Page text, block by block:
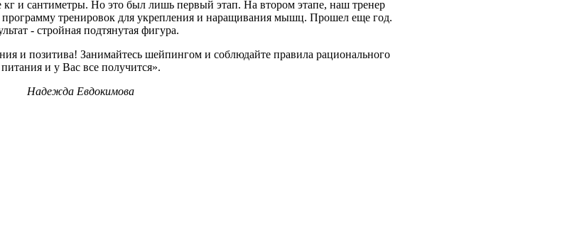
и сантиметры. Но это был лишь первый этап. На втором этапе, наш тренер
программу тренировок для укрепления и наращивания мышц. Прошел еще год.
- стройная подтянутая фигура.
и позитива! Занимайтесь шейпингом и соблюдайте правила рационального
питания и у Вас все получится».
Надежда Евдокимова